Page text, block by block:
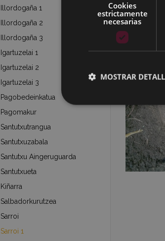
Haz clic
Illordogaña 1
Illordogaña 2
Illordogaña 3
Igartuzelai 1
Igartuzelai 2
Igartuzelai 3
Pagobedeinkatua
Pagomakur
Santutxutrangua
Santutxuzabala
Santutxu Aingeruguarda
Santutxueta
Kiñarra
Salbadorkurutzea
Sarroi
Sarroi 1
Cookies
estrictamente
necesarias
MOSTRAR